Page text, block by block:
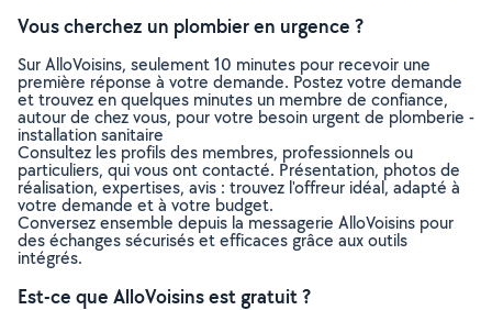
Vous cherchez un plombier en urgence ?
Sur AlloVoisins, seulement 10 minutes pour recevoir une
première réponse à votre demande. Postez votre demande
et trouvez en quelques minutes un membre de confiance,
autour de chez vous, pour votre besoin urgent de plomberie -
installation sanitaire
Consultez les profils des membres, professionnels ou
particuliers, qui vous ont contacté. Présentation, photos de
réalisation, expertises, avis : trouvez l'offreur idéal, adapté à
votre demande et à votre budget.
Conversez ensemble depuis la messagerie AlloVoisins pour
des échanges sécurisés et efficaces grâce aux outils
intégrés.
Est-ce que AlloVoisins est gratuit ?